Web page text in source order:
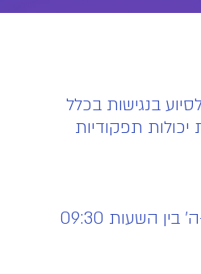
בנגישות בכלל
תפקודיות
המוקד הטלפוני של חברת פרוקסימה בטלפון: 03-5251544, נגיש לכלל הציבור, לרבות אנשים עם מוגבלויות וזמין בימים א'-ה' בין השעות 09:30